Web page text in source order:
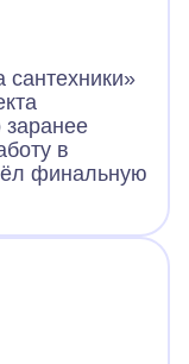
сантехники»
заранее
в
финальную